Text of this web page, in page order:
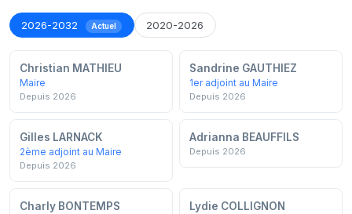
2026-2032 Actuel 2020-2026
Christian MATHIEU
Maire
Depuis 2026
Sandrine GAUTHIEZ
1er adjoint au Maire
Depuis 2026
Gilles LARNACK
2ème adjoint au Maire
Depuis 2026
Adrianna BEAUFFILS
Depuis 2026
Charly BONTEMPS Lydie COLLIGNON